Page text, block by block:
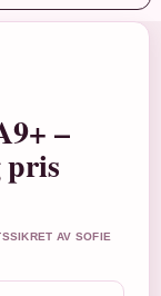
–
pris
AV SOFIE